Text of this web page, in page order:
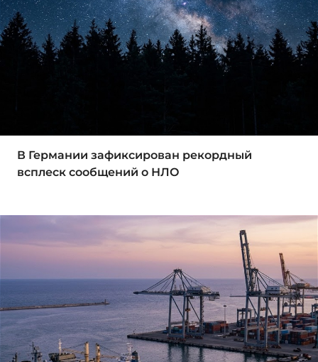
В Германии зафиксирован рекордный
всплеск сообщений о НЛО